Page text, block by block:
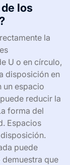
los
la
U o en círculo,
disposición en
un espacio
reducir la
forma del
Espacios
puede
que